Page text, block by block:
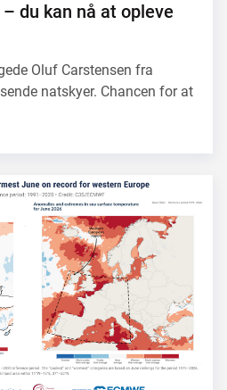
du kan nå at opleve
Oluf Carstensen fra
natskyer. Chancen for at